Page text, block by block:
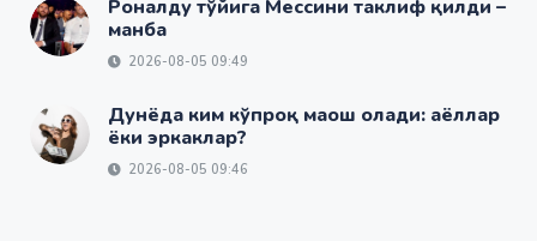
Роналду тўйига Мессини таклиф қилди –
манба
2026-08-05 09:49
Дунёда ким кўпроқ маош олади: аёллар
ёки эркаклар?
2026-08-05 09:46